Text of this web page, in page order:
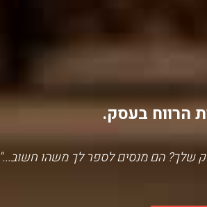
הרווח בעסק.
שלך? הם מנסים לספר לך משהו חשוב..."